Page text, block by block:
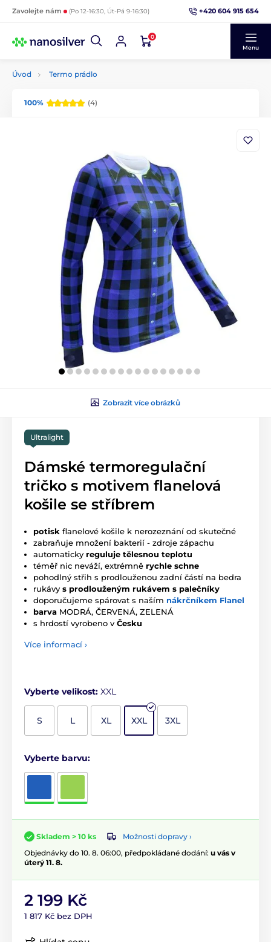
Zavolejte nám (Po 12-16:30, Út-Pá 9-16:30) +420 604 915 654
0
Menu
Úvod Termo prádlo
100% (4)
Zobrazit více obrázků
Ultralight
Dámské termoregulační
tričko s motivem flanelová
košile se stříbrem
potisk flanelové košile k nerozeznání od skutečné
zabraňuje množení bakterií - zdroje zápachu
automaticky reguluje tělesnou teplotu
téměř nic neváží, extrémně rychle schne
pohodlný střih s prodlouženou zadní částí na bedra
rukávy s prodlouženým rukávem s palečníky
doporučujeme spárovat s naším nákrčníkem Flanel
barva MODRÁ, ČERVENÁ, ZELENÁ
s hrdostí vyrobeno v Česku
Více informací ›
Vyberte velikost: XXL
S L XL XXL 3XL
Vyberte barvu:
Skladem > 10 ks
Možnosti dopravy ›
Objednávky do 10. 8. 06:00, předpokládané dodání: u vás v
úterý 11. 8.
2 199 Kč
1 817 Kč bez DPH